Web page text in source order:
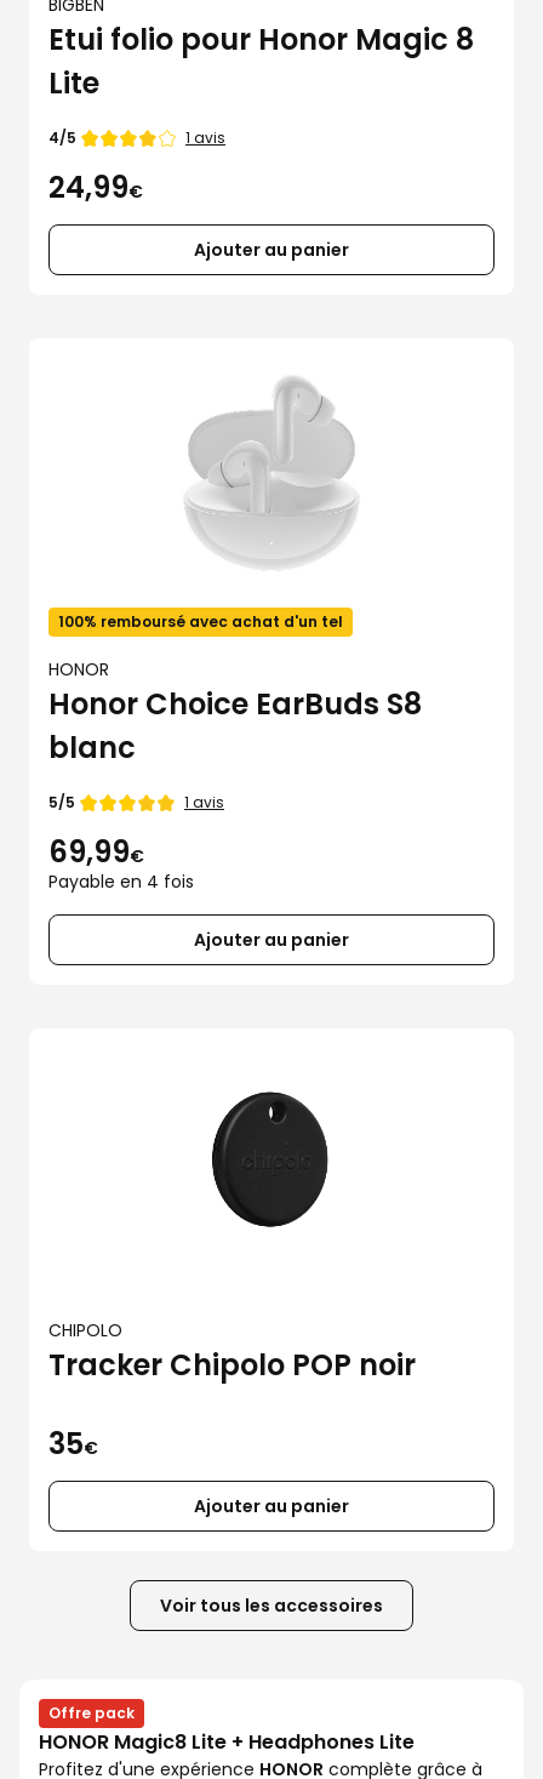
BIGBEN
Etui folio pour Honor Magic 8
Lite
Note
4/5 1 avis
24,99€
Ajouter au panier
100% remboursé avec achat d'un tel
HONOR
Honor Choice EarBuds S8
blanc
Note
5/5 1 avis
69,99€
Payable en 4 fois
Ajouter au panier
CHIPOLO
Tracker Chipolo POP noir
35€
Ajouter au panier
Voir tous les accessoires
Offre pack
HONOR Magic8 Lite + Headphones Lite
Profitez d'une expérience HONOR complète grâce à